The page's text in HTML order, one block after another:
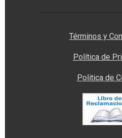
Términos y
Política de
Politica de